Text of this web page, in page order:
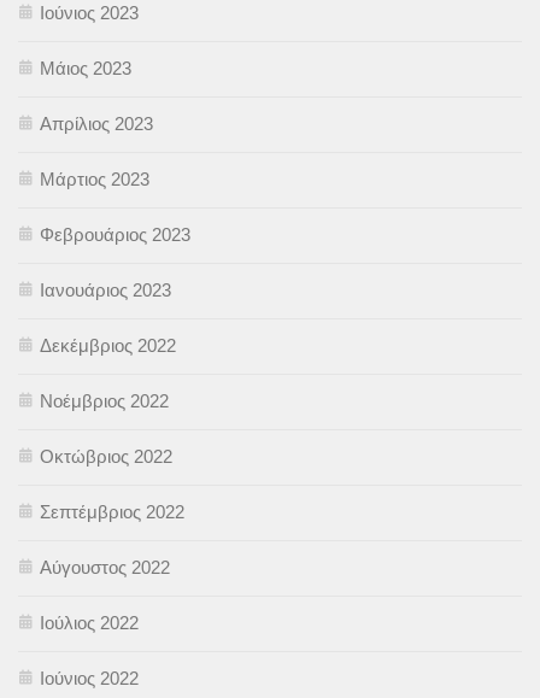
Ιούνιος 2023
Μάιος 2023
Απρίλιος 2023
Μάρτιος 2023
Φεβρουάριος 2023
Ιανουάριος 2023
Δεκέμβριος 2022
Νοέμβριος 2022
Οκτώβριος 2022
Σεπτέμβριος 2022
Αύγουστος 2022
Ιούλιος 2022
Ιούνιος 2022